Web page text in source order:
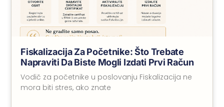
Fiskalizacija Za Početnike: Što Trebate
Napraviti Da Biste Mogli Izdati Prvi Račun
Vodič za početnike u poslovanju Fiskalizacija ne
mora biti stres, ako znate